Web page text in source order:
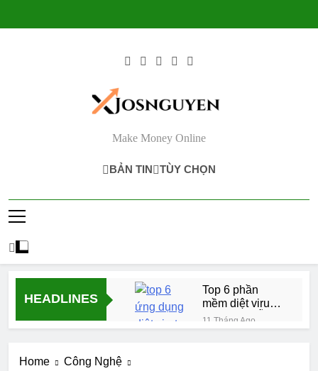
Make Money Online
BẢN TIN TÙY CHỌN
HEADLINES
Top 6 phần
mềm diệt virus
Android MIỄN
PHÍ tốt nhất
11 Tháng Ago
Home
Công Nghệ